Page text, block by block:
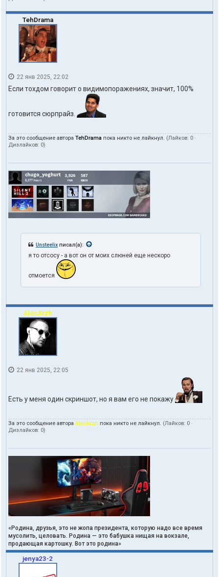
ь
я
t
d
o
TehDrama
22 янв 2025, 22:02
Если тохдом говорит о видимопоражениях, значит, 100%
готовится сюрпрайз.
За это сообщение автора TehDrama пока никто не лайкнул. (Лайков: 0 ·
Дизлайков: 0)
Unsteelix писал(а):
я то отсосу - а вот он от моих слюней еще нескоро
отмоется
AlecArzh
22 янв 2025, 22:05
Есть у меня один скриншот, но я вам его не покажу
За это сообщение автораAlecArzh пока никто не лайкнул. (Лайков: 0 ·
Дизлайков: 0)
«Родина, друзья, это не жопа президента, которую надо все время
мусолить, целовать. Родина — это бабушка нищая на вокзале,
продающая картошку. Вот это родина»
jenya23-2